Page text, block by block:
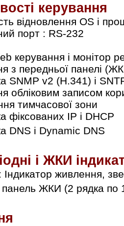
керування
відновлення OS і
порт : RS-232
керування і монітор
з передньої панелі
SNMP v2 (H.341) і
обліковим записом
тимчасової зони
фіксованих ІP і DHCP
DNS і Dynamіc DNS
і ЖКИ
Індикатор живлення,
ЖКИ (2 рядка по